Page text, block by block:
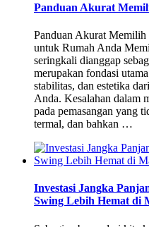
Panduan Akurat
Panduan Akurat
untuk Rumah Anda
seringkali dianggap
merupakan fondasi
stabilitas, dan estetika
Anda. Kesalahan dalam
pada pemasangan yang
termal, dan bahkan …
Investasi Jangka
Swing Lebih Hemat di